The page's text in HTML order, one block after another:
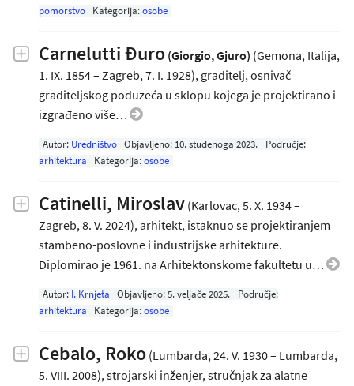
pomorstvo
Kategorija:osobe
Carnelutti Đuro (Giorgio, Gjuro) (Gemona, Italija,
1. IX. 1854 – Zagreb, 7. I. 1928), graditelj, osnivač
graditeljskog poduzeća u sklopu kojega je projektirano i
izgrađeno više…
Autor: Uredništvo Objavljeno: 10. studenoga 2023.
Područje:
arhitektura
Kategorija:osobe
Catinelli, Miroslav (Karlovac, 5. X. 1934 –
Zagreb, 8. V. 2024), arhitekt, istaknuo se projektiranjem
stambeno-poslovne i industrijske arhitekture.
Diplomirao je 1961. na Arhitektonskome fakultetu u…
Autor: I. Krnjeta Objavljeno:5. veljače 2025.
Područje:
arhitektura
Kategorija:osobe
Cebalo, Roko (Lumbarda, 24. V. 1930 – Lumbarda,
5. VIII. 2008), strojarski inženjer, stručnjak za alatne